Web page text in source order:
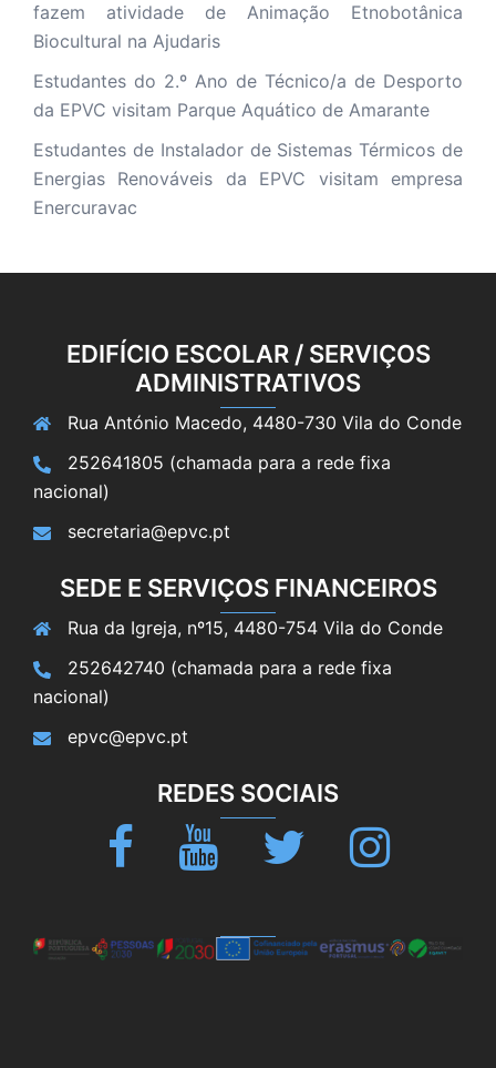
fazem atividade de Animação Etnobotânica
Biocultural na Ajudaris
Estudantes do 2.º Ano de Técnico/a de Desporto
da EPVC visitam Parque Aquático de Amarante
Estudantes de Instalador de Sistemas Térmicos de
Energias Renováveis da EPVC visitam empresa
Enercuravac
EDIFÍCIO ESCOLAR / SERVIÇOS
ADMINISTRATIVOS
Rua António Macedo, 4480-730 Vila do Conde
252641805 (chamada para a rede fixa
nacional)
secretaria@epvc.pt
SEDE E SERVIÇOS FINANCEIROS
Rua da Igreja, nº15, 4480-754 Vila do Conde
252642740 (chamada para a rede fixa
nacional)
epvc@epvc.pt
REDES SOCIAIS
Facebook Youtube Twitter Instagram